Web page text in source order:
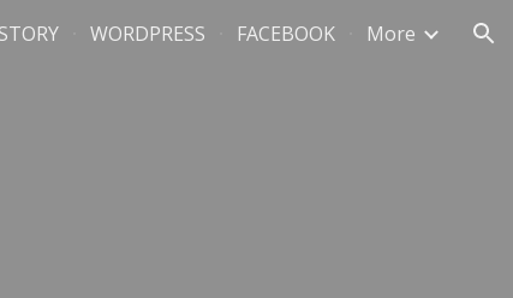
WORDPRESS FACEBOOK More